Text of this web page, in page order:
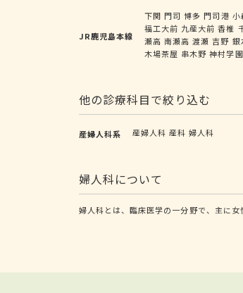
JR鹿児島本線
下関 門司 博多 門司港 小
福工大前 九産大前 香椎
瀬高 南瀬高 渡瀬 吉野 銀
木場茶屋 串木野 神村学
他の診療科目で絞り込む
産婦人科系 産婦人科 産科 婦人科
婦人科について
婦人科とは、臨床医学の一分野で、主に女